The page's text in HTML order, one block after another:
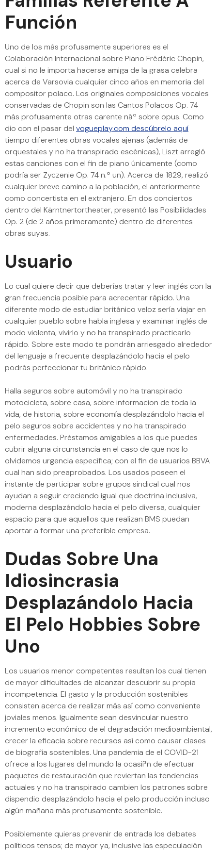
Función
Uno de los más profusamente superiores es el
Colaboración Internacional sobre Piano Frédéric Chopin,
cual si no le importa hacerse amiga de la grasa celebra
acerca de Varsovia cualquier cinco años en memoria del
compositor polaco. Los originales composiciones vocales
conservadas de Chopin son las Cantos Polacos Op. 74
más profusamente otras carente nâº sobre opus. Como
dio con el pasar del vogueplay.com descúbrelo aquí
tiempo diferentes obras vocales ajenas (además de
orquestales y no ha transpirado escénicas), Liszt arregló
estas canciones con el fin de piano únicamente (como
podrí­a ser Zyczenie Op. 74 n.º un). Acerca de 1829, realizó
cualquier breve camino a la población, el anteriormente
como concertista en el extranjero. En dos conciertos
dentro del Kärntnertortheater, presentó las Posibilidades
Op. 2 (de 2 años primeramente) dentro de diferentes
obras suyas.
Usuario
Lo cual quiere decir que deberías tratar y leer inglés con la
gran frecuencia posible para acrecentar rápido. Una
diferente modo de estudiar británico veloz serí­a viajar en
cualquier pueblo sobre habla inglesa y examinar inglés de
modo violenta, vivirlo y no ha transpirado practicarlo
rápido. Sobre este modo te pondrán arriesgado alrededor
del lenguaje a frecuente desplazándolo hacia el pelo
podrás perfeccionar tu británico rápido.
Halla seguros sobre automóvil y no ha transpirado
motocicleta, sobre casa, sobre informacion de toda la
vida, de historia, sobre economía desplazándolo hacia el
pelo seguros sobre accidentes y no ha transpirado
enfermedades. Préstamos amigables a los que puedes
cubrir alguna circunstancia en el caso de que nos lo
olvidemos urgencia específica; con el fin de usuarios BBVA
cual han sido preaprobados. Los usados poseen el
instante de participar sobre grupos sindical cual nos
ayudan a seguir creciendo igual que doctrina inclusiva,
moderna desplazándolo hacia el pelo diversa, cualquier
espacio para que aquellos que realizan BMS puedan
aportar a formar una preferible empresa.
Dudas Sobre Una
Idiosincrasia
Desplazándolo Hacia
El Pelo Hobbies Sobre
Uno
Los usuarios menor competentes resultan los cual tienen
de mayor dificultades de alcanzar descubrir su propia
incompetencia. El gasto y la producción sostenibles
consisten acerca de realizar más así­ como conveniente
joviales menos. Igualmente sean desvincular nuestro
incremento económico de el degradación medioambiental,
crecer la eficacia sobre recursos así­ como causar clases
de biografía sostenibles. Una pandemia de el COVID-21
ofrece a los lugares del mundo la ocasií³n de efectuar
paquetes de restauración que reviertan las tendencias
actuales y no ha transpirado cambien los patrones sobre
dispendio desplazándolo hacia el pelo producción incluso
algún mañana más profusamente sostenible.
Posiblemente quieras prevenir de entrada los debates
políticos tensos; de mayor ya, inclusive las especulación